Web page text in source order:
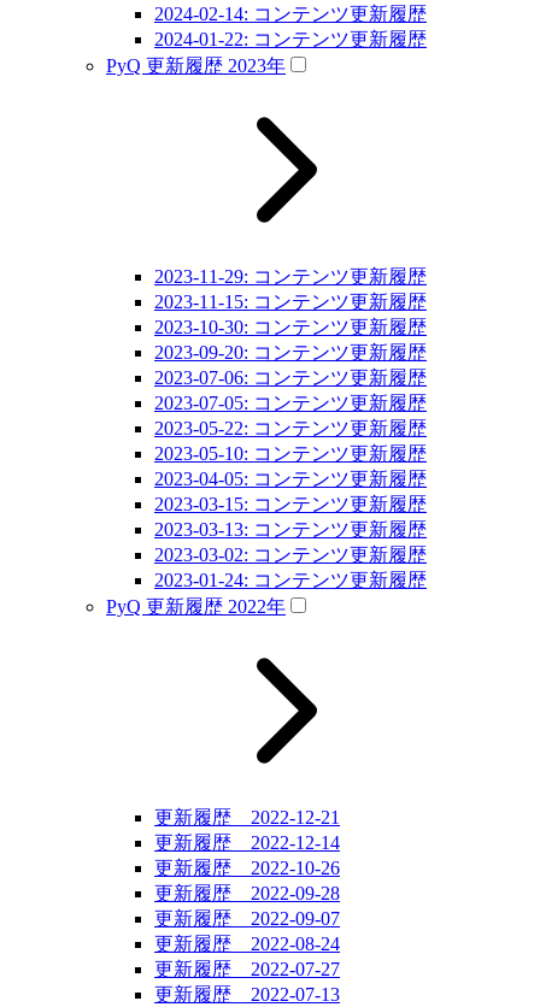
2024-02-14: コンテンツ更新履歴
2024-01-22: コンテンツ更新履歴
PyQ 更新履歴 2023年
2023-11-29: コンテンツ更新履歴
2023-11-15: コンテンツ更新履歴
2023-10-30: コンテンツ更新履歴
2023-09-20: コンテンツ更新履歴
2023-07-06: コンテンツ更新履歴
2023-07-05: コンテンツ更新履歴
2023-05-22: コンテンツ更新履歴
2023-05-10: コンテンツ更新履歴
2023-04-05: コンテンツ更新履歴
2023-03-15: コンテンツ更新履歴
2023-03-13: コンテンツ更新履歴
2023-03-02: コンテンツ更新履歴
2023-01-24: コンテンツ更新履歴
PyQ 更新履歴 2022年
更新履歴 2022-12-21
更新履歴 2022-12-14
更新履歴 2022-10-26
更新履歴 2022-09-28
更新履歴 2022-09-07
更新履歴 2022-08-24
更新履歴 2022-07-27
更新履歴 2022-07-13